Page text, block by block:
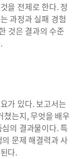
을 전제로 한다. 정
과정과 실패 경험
것은 결과의 수준
가 있다. 보고서는
쳤는지, 무엇을 배우
의 결과물이다. 특
문제 해결력과 사
다.